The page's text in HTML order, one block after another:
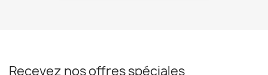
Recevez nos offres spéciales